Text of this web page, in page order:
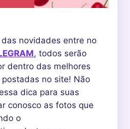
novidades entre no
, todos serão
dentro das melhores
no site! Não
dica para suas
conosco as fotos que
o